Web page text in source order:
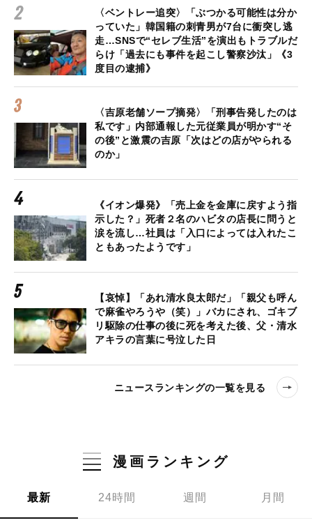
〈ベントレー追突〉「ぶつかる可能性は分か
っていた」韓国籍の刺青男が7台に衝突し逃
走…SNSで“セレブ生活”を演出もトラブルだ
らけ「過去にも事件を起こし警察沙汰」《3
度目の逮捕》
〈吉原老舗ソープ摘発〉「刑事告発したのは
私です」内部通報した元従業員が明かす“そ
の後”と激震の吉原「次はどの店がやられる
のか」
《イオン爆発》「売上金を金庫に戻すよう指
示した？」死者２名のハビタの店長に問うと
涙を流し…社員は「入口によっては入れたこ
ともあったようです」
【哀悼】「あれ清水良太郎だ」「親父も呼ん
で麻雀やろうや（笑）」バカにされ、ゴキブ
リ駆除の仕事の後に死を考えた後、父・清水
アキラの言葉に号泣した日
ニュースランキングの一覧を見る
漫画ランキング
最新 24時間 週間 月間